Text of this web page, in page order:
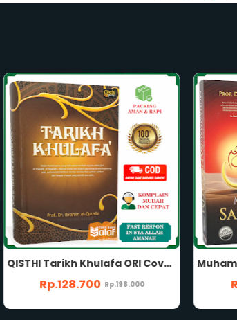
QISTHI Tarikh Khulafa ORI Cover COKLAT Biografi dan Sejarah Al-Khulafa' Ar-Rasyidin Berdasarkan Riwayat yang Otentik dan Shahih Karya Prof Dr Ibrahim Al-Quraibi
Rp.75.600